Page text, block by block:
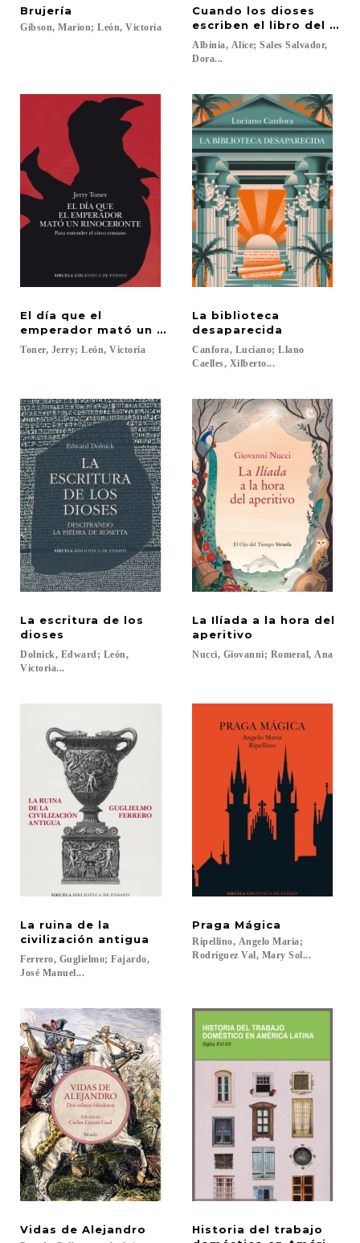
Brujería
Gibson, Marion; León, Victoria
Cuando los dioses
escriben el libro del
Albinia, Alice; Sales Salvador,
Dora...
El día que el
emperador mató un rinoceronte
Toner, Jerry; León, Victoria
La biblioteca
desaparecida
Canfora, Luciano; Llano
Caelles, Xilberto...
La escritura de los
dioses
Dolnick, Edward; León,
Victoria...
La Ilíada a la hora del
aperitivo
Nucci, Giovanni; Romeral, Ana
La ruina de la
civilización antigua
Ferrero, Guglielmo; Fajardo,
José Manuel...
Praga Mágica
Ripellino, Angelo Maria;
Rodríguez Val, Mary Sol...
Vidas de Alejandro
Historia del trabajo